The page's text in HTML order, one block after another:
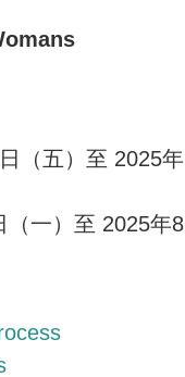
（五）至 2025年
（一）至 2025年8